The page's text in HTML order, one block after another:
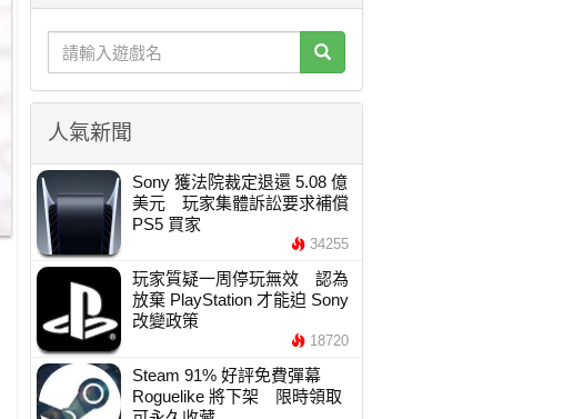
人氣新聞
Sony 獲法院裁定退還 5.08 億
美元 玩家集體訴訟要求補償
PS5 買家
34255
玩家質疑一周停玩無效 認為
放棄 PlayStation 才能迫 Sony
改變政策
18720
Steam 91% 好評免費彈幕
Roguelike 將下架 限時領取